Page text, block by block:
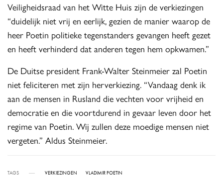
Veiligheidsraad van het Witte Huis zijn de verkiezingen
“duidelijk niet vrij en eerlijk, gezien de manier waarop de
heer Poetin politieke tegenstanders gevangen heeft gezet
en heeft verhinderd dat anderen tegen hem opkwamen.”
De Duitse president Frank-Walter Steinmeier zal Poetin
niet feliciteren met zijn herverkiezing. “Vandaag denk ik
aan de mensen in Rusland die vechten voor vrijheid en
democratie en die voortdurend in gevaar leven door het
regime van Poetin. Wij zullen deze moedige mensen niet
vergeten.” Aldus Steinmeier.
TAGS VERKIEZINGEN VLADIMIR POETIN